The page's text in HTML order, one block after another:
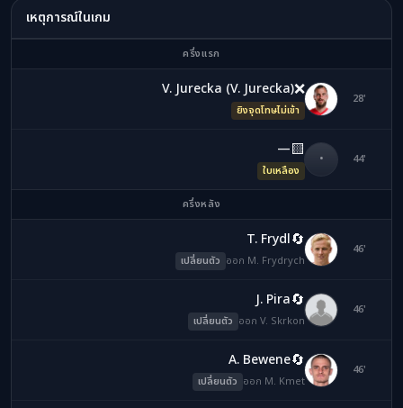
เหตุการณ์ในเกม
ครึ่งแรก
28'
VJ
V. Jurecka (V. Jurecka)❌
ยิงจุดโทษไม่เข้า
44'
•
—🟨
ใบเหลือง
ครึ่งหลัง
46'
MF
T. Frydl🔄
เปลี่ยนตัว ออก M. Frydrych
46'
VS
J. Pira🔄
เปลี่ยนตัว ออก V. Skrkon
46'
MK
A. Bewene🔄
เปลี่ยนตัว ออก M. Kmet